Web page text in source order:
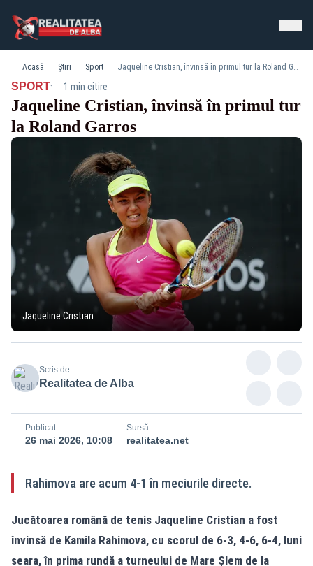
Acasă Știri Sport Jaqueline Cristian, învinsă în primul tur la Roland Garros
SPORT· 1 min citire
Jaqueline Cristian, învinsă în primul tur
la Roland Garros
Jaqueline Cristian
Scris de
Realitatea de Alba
Publicat
26 mai 2026, 10:08
Sursă
realitatea.net
Rahimova are acum 4-1 în meciurile directe.
Jucătoarea română de tenis Jaqueline Cristian a fost
învinsă de Kamila Rahimova, cu scorul de 6-3, 4-6, 6-4, luni
seara, în prima rundă a turneului de Mare Șlem de la